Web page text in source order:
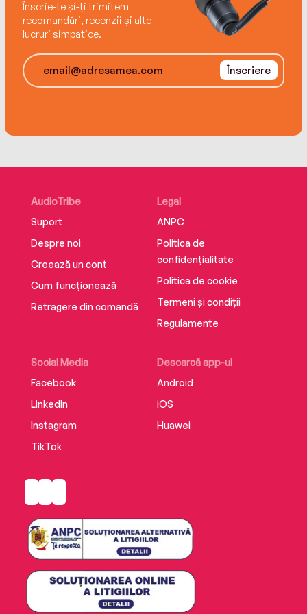
Înscrie-te și-ți trimitem
recomandări, recenzii și alte
lucruri simpatice.
Înscriere
AudioTribe
Suport
Despre noi
Creează un cont
Cum funcționează
Retragere din comandă
Social Media
Facebook
LinkedIn
Instagram
TikTok
Descarcă app-ul
Android
iOS
Huawei
Legal
ANPC
Politica de
confidențialitate
Politica de cookie
Termeni și condiții
Regulamente